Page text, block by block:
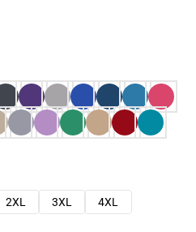
2XL 3XL
4XL